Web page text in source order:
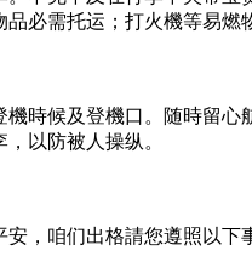
必需托运；打火機等易燃
時候及登機口。随時留
以防被人操纵。
，咱们出格請您遵照以下